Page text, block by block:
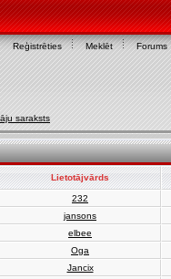
Reģistrēties Meklēt Forums
saraksts
Lietotājvārds
232
jansons
elbee
Oga
Jancix